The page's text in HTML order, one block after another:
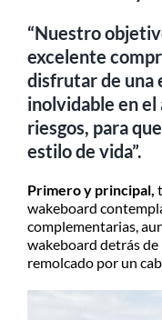
“Nuestro
excelente
disfrutar de una
inolvidable en el
riesgos, para
estilo de vida”.
Primero y principal,
wakeboard
complementarias,
wakeboard detrás de
remolcado por un